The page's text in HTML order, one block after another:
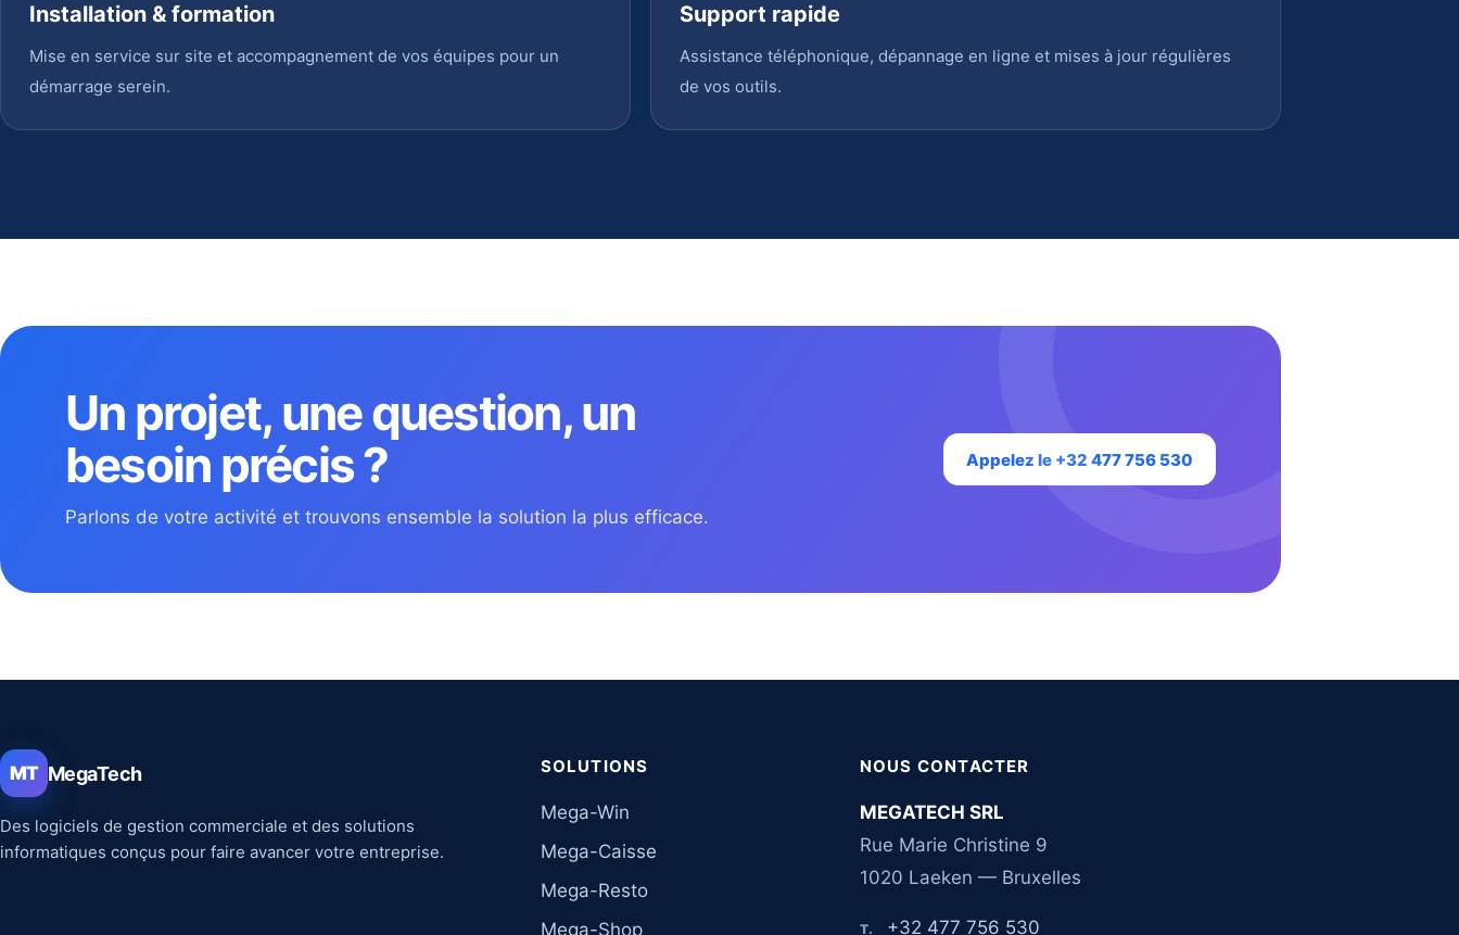
Installation & formation
Mise en service sur site et accompagnement de vos équipes pour un
démarrage serein.
Support rapide
Assistance téléphonique, dépannage en ligne et mises à jour régulières
de vos outils.
Un projet, une question, un
besoin précis ?
Parlons de votre activité et trouvons ensemble la solution la plus efficace.
Appelez le +32 477 756 530
MT MegaTech
Des logiciels de gestion commerciale et des solutions
informatiques conçus pour faire avancer votre entreprise.
SOLUTIONS
Mega-Win
Mega-Caisse
Mega-Resto
Mega-Shop
NOUS CONTACTER
MEGATECH SRL
Rue Marie Christine 9
1020 Laeken — Bruxelles
T. +32 477 756 530